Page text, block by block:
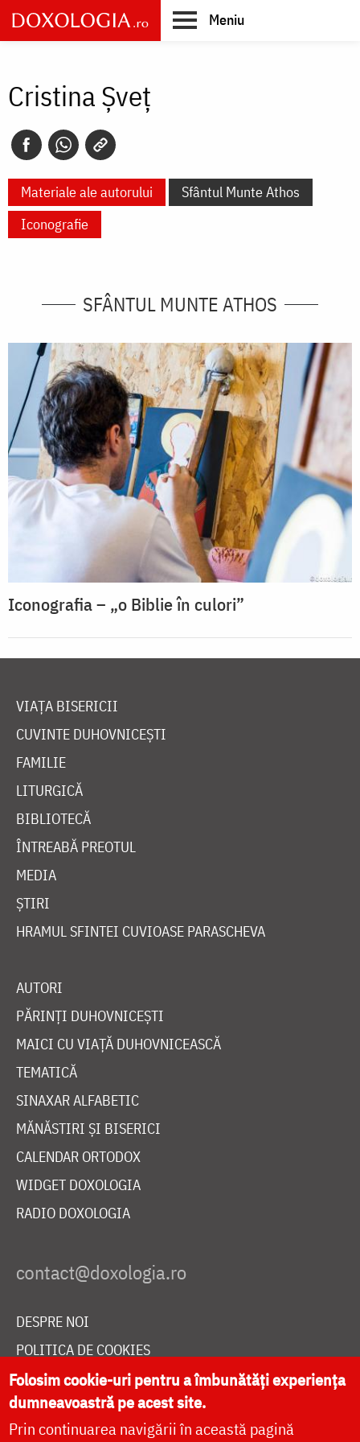
Skip
to
main
Meniu
Cristina Șveț
Materiale ale autorului
Sfântul Munte Athos
Iconografie
SFÂNTUL MUNTE ATHOS
Iconografia – „o Biblie în culori”
VIAȚA BISERICII
CUVINTE DUHOVNICEȘTI
FAMILIE
LITURGICĂ
BIBLIOTECĂ
ÎNTREABĂ PREOTUL
MEDIA
ȘTIRI
HRAMUL SFINTEI CUVIOASE PARASCHEVA
AUTORI
PĂRINȚI DUHOVNICEȘTI
MAICI CU VIAȚĂ DUHOVNICEASCĂ
TEMATICĂ
SINAXAR ALFABETIC
MĂNĂSTIRI ȘI BISERICI
CALENDAR ORTODOX
WIDGET DOXOLOGIA
RADIO DOXOLOGIA
DESPRE NOI
POLITICA DE COOKIES
DONEAZĂ ONLINE PENTRU CATEDRALA NAȚIONALĂ
Folosim cookie-uri pentru a îmbunătăți experiența
dumneavoastră pe acest site.
Prin continuarea navigării în această pagină